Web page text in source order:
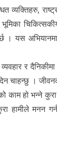
व्यक्तिहरु,
। यस
र
चाहन्छु ।
काम हो भन्ने
मनन